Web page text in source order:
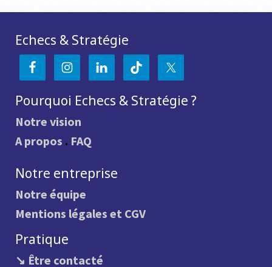
Echecs & Stratégie
Pourquoi Echecs & Stratégie ?
Notre vision
A propos . FAQ
Notre entreprise
Notre équipe
Mentions légales et CGV
Pratique
↘ Être contacté